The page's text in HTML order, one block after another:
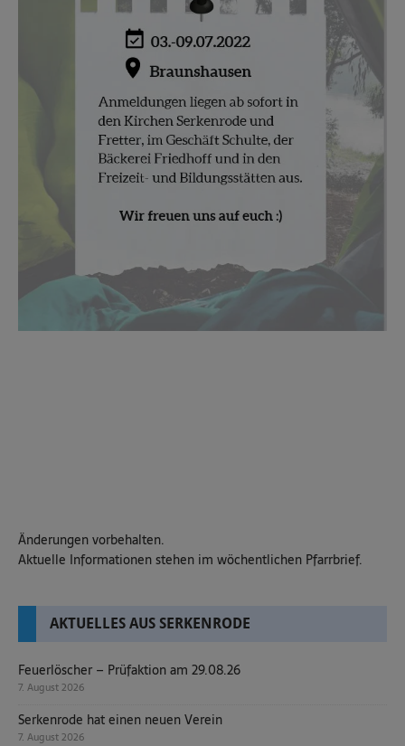
Änderungen vorbehalten.
Aktuelle Informationen stehen im wöchentlichen Pfarrbrief.
AKTUELLES AUS SERKENRODE
Feuerlöscher – Prüfaktion am 29.08.26
7. August 2026
Serkenrode hat einen neuen Verein
7. August 2026